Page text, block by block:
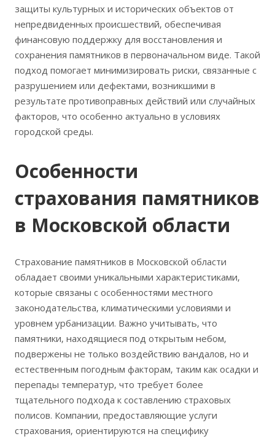
защиты культурных и исторических объектов от
непредвиденных происшествий‚ обеспечивая
финансовую поддержку для восстановления и
сохранения памятников в первоначальном виде. Такой
подход помогает минимизировать риски‚ связанные с
разрушением или дефектами‚ возникшими в
результате противоправных действий или случайных
факторов‚ что особенно актуально в условиях
городской среды.
Особенности
страхования памятников
в Московской области
Страхование памятников в Московской области
обладает своими уникальными характеристиками‚
которые связаны с особенностями местного
законодательства‚ климатическими условиями и
уровнем урбанизации. Важно учитывать‚ что
памятники‚ находящиеся под открытым небом‚
подвержены не только воздействию вандалов‚ но и
естественным погодным факторам‚ таким как осадки и
перепады температур‚ что требует более
тщательного подхода к составлению страховых
полисов. Компании‚ предоставляющие услуги
страхования‚ ориентируются на специфику